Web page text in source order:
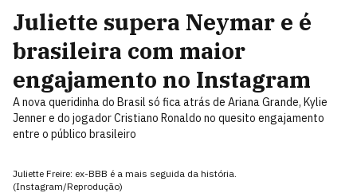
Juliette supera Neymar e é
brasileira com maior
engajamento no Instagram
A nova queridinha do Brasil só fica atrás de Ariana Grande, Kylie
Jenner e do jogador Cristiano Ronaldo no quesito engajamento
entre o público brasileiro
Juliette Freire: ex-BBB é a mais seguida da história.
(Instagram/Reprodução)